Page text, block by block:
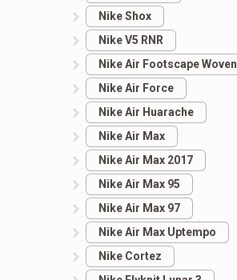
Nike Shox
Nike V5 RNR
Nike Air Footscape Woven
Nike Air Force
Nike Air Huarache
Nike Air Max
Nike Air Max 2017
Nike Air Max 95
Nike Air Max 97
Nike Air Max Uptempo
Nike Cortez